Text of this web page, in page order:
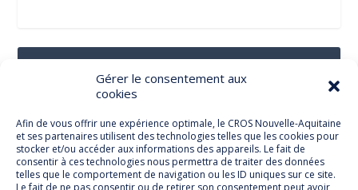
Gérer le consentement aux
cookies
Afin de vous offrir une expérience optimale, le CROS Nouvelle-Aquitaine
et ses partenaires utilisent des technologies telles que les cookies pour
stocker et/ou accéder aux informations des appareils. Le fait de
consentir à ces technologies nous permettra de traiter des données
telles que le comportement de navigation ou les ID uniques sur ce site.
Facebook